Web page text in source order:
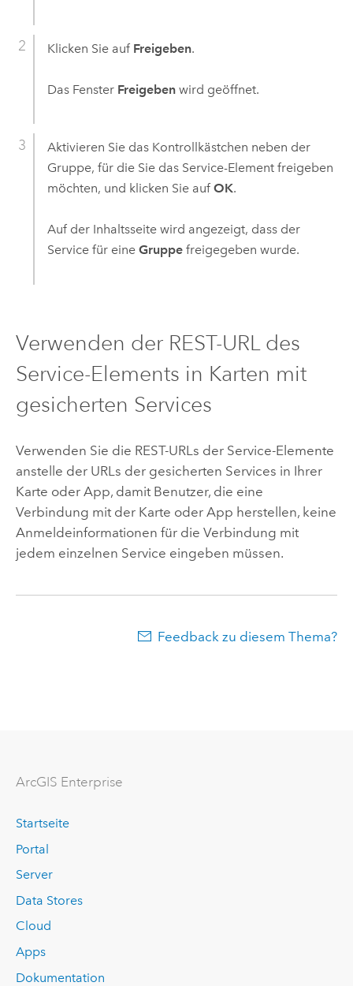
Klicken Sie auf Freigeben.
Das Fenster Freigebenwird geöffnet.
Aktivieren Sie das Kontrollkästchen neben der
Gruppe, für die Sie das Service-Element freigeben
möchten, und klicken Sie auf OK.
Auf der Inhaltsseite wird angezeigt, dass der
Service für eine Gruppefreigegeben wurde.
Verwenden der REST-URL des
Service-Elements in Karten mit
gesicherten Services
Verwenden Sie die REST-URLs der Service-Elemente
anstelle der URLs der gesicherten Services in Ihrer
Karte oder App, damit Benutzer, die eine
Verbindung mit der Karte oder App herstellen, keine
Anmeldeinformationen für die Verbindung mit
jedem einzelnen Service eingeben müssen.
Feedback zu diesem Thema?
ArcGIS Enterprise
Startseite
Portal
Server
Data Stores
Cloud
Apps
Dokumentation